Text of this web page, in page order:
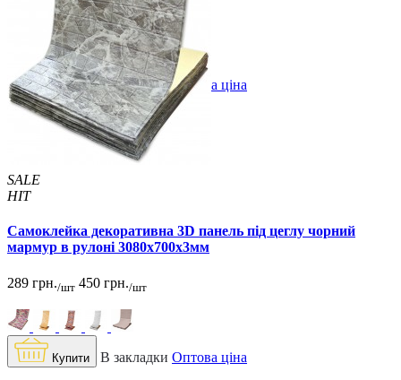
1999 грн./шт 2800 грн./шт
Купити В закладки Оптова ціна
SALE
HIT
Самоклейка декоративна 3D панель під цеглу чорний
мармур в рулоні 3080x700x3мм
289 грн./шт 450 грн./шт
Купити В закладки Оптова ціна